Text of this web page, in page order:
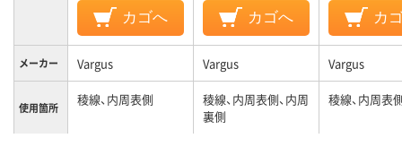
カゴへ カゴへ カ
メーカー Vargus Vargus Vargus
使用箇所 稜線、内周表側
稜線、内周表側、内周
裏側
稜線、内周表